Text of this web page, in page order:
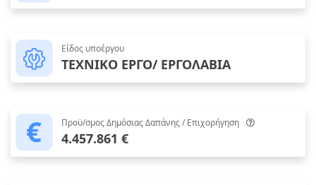
Είδος υποέργου
ΤΕΧΝΙΚΟ ΕΡΓΟ/ ΕΡΓΟΛΑΒΙΑ
Προϋ/σμος Δημόσιας Δαπάνης / Επιχορήγηση
4.457.861 €